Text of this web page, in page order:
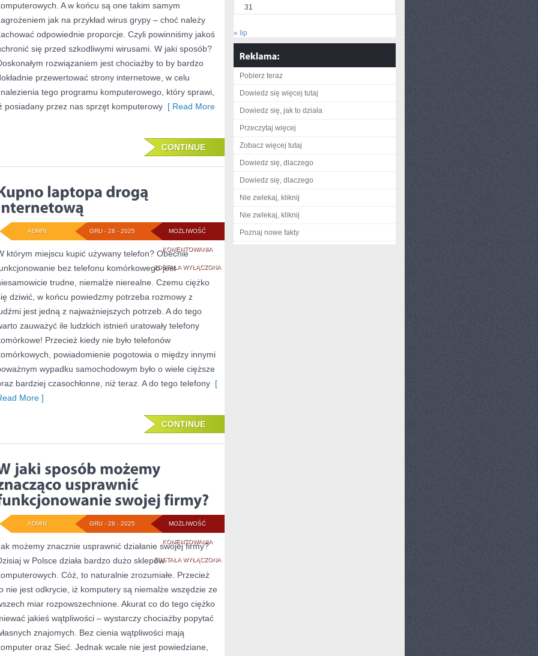
DZIEDZINA
SZYBKO
ROZWIJAJĄCA
A w końcu są one takim samym
jak na przykład wirus grypy – choć należy
odpowiednie proporcje. Czyli powinniśmy jakoś
się przed szkodliwymi wirusami. W jaki sposób?
rozwiązaniem jest chociażby to by bardzo
przewertować strony internetowe, w celu
tego programu komputerowego, który sprawi,
posiadany przez nas sprzęt komputerowy [ Read More
CONTINUE
MOŻLIWOŚĆ
KOMENTOWANIAKUPNO
LAPTOPA
DROGĄ
INTERNETOWĄ
ZOSTAŁA WYŁĄCZONA
GRU - 28 - 2025
ADMIN
którym miejscu kupić używany telefon? Obecnie
bez telefonu komórkowego jest
trudne, niemalże nierealne. Czemu ciężko
dziwić, w końcu powiedzmy potrzeba rozmowy z
jest jedną z najważniejszych potrzeb. A do tego
zauważyć ile ludzkich istnień uratowały telefony
Przecież kiedy nie było telefonów
powiadomienie pogotowia o między innymi
wypadku samochodowym było o wiele cięższe
bardziej czasochłonne, niż teraz. A do tego telefony [
More ]
CONTINUE
MOŻLIWOŚĆ
KOMENTOWANIAW
JAKI
SPOSÓB
MOŻEMY
ZNACZĄCO
USPRAWNIĆ
FUNKCJONOWANIE
ZOSTAŁA WYŁĄCZONA
GRU - 28 - 2025
ADMIN
możemy znacznie usprawnić działanie swojej firmy?
w Polsce działa bardzo dużo sklepów
Cóż, to naturalnie zrozumiałe. Przecież
nie jest odkrycie, iż komputery są niemalże wszędzie ze
miar rozpowszechnione. Akurat co do tego ciężko
jakieś wątpliwości – wystarczy chociażby popytać
znajomych. Bez cienia wątpliwości mają
oraz Sieć. Jednak wcale nie jest powiedziane,
31
« lip
Pobierz teraz
Dowiedz się więcej tutaj
Dowiedz się, jak to działa
Przeczytaj więcej
Zobacz więcej tutaj
Dowiedz się, dlaczego
Dowiedz się, dlaczego
Nie zwlekaj, kliknij
Nie zwlekaj, kliknij
Poznaj nowe fakty